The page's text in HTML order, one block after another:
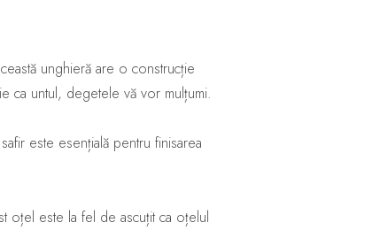
unghieră are o construcție
ca untul, degetele vă vor mulțumi.
este esențială pentru finisarea
oțel este la fel de ascuțit ca oțelul